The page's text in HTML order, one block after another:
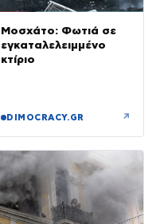
Μοσχάτο: Φωτιά σε
εγκαταλελειμμένο
κτίριο
DIMOCRACY.GR ↗